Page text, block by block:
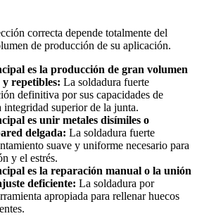
correcta depende totalmente del
de producción de su aplicación.
es la producción de gran volumen
repetibles: La soldadura fuerte
definitiva por sus capacidades de
superior de la junta.
es unir metales disímiles o
delgada: La soldadura fuerte
suave y uniforme necesario para
y el estrés.
es la reparación manual o la unión
deficiente: La soldadura por
apropiada para rellenar huecos